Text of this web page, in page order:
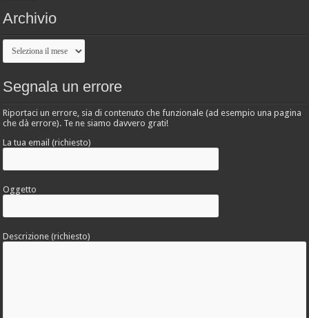
Archivio
Archivio
Segnala un errore
Riportaci un errore, sia di contenuto che funzionale (ad esempio una pagina
che dà errore). Te ne siamo davvero grati!
La tua email (richiesto)
Oggetto
Descrizione (richiesto)